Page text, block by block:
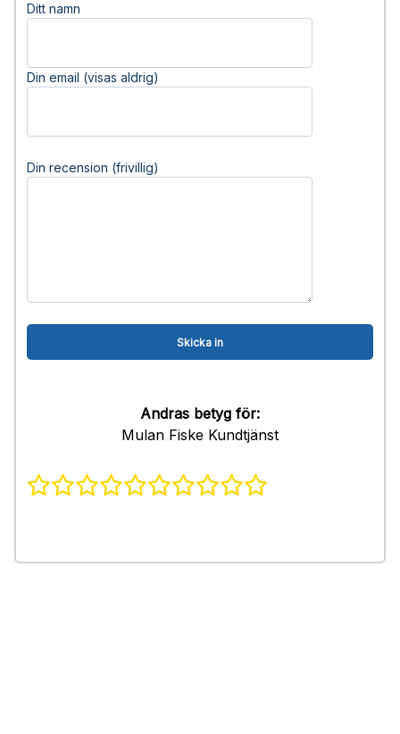
Ditt namn
Din email (visas aldrig)
Din recension (frivillig)
Andras betyg för:
Mulan Fiske Kundtjänst